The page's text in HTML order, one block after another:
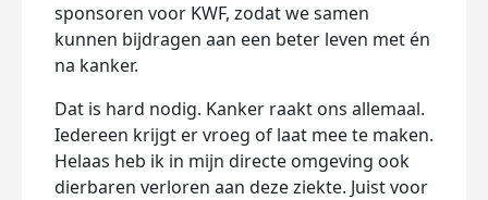
sponsoren voor KWF, zodat we samen
kunnen bijdragen aan een beter leven met én
na kanker.
Dat is hard nodig. Kanker raakt ons allemaal.
Iedereen krijgt er vroeg of laat mee te maken.
Helaas heb ik in mijn directe omgeving ook
dierbaren verloren aan deze ziekte. Juist voor